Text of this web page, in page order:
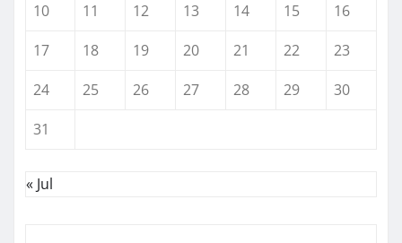
10
11 12 13 14 15
16
17
18 19 20 21 22
23
24
25 26 27 28 29
30
31
« Jul